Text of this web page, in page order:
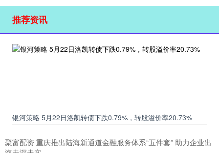
推荐资讯
银河策略 5月22日洛凯转债下跌0.79%，转股溢价率20.73%
聚富配资 重庆推出陆海新通道金融服务体系“五件套” 助力企业出